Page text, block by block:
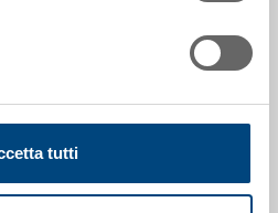
tutti
mm, interno 558x358x262
fondo SGL fessurato, porta